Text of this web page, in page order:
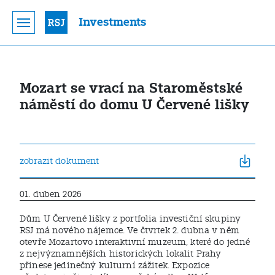
Investments
Mozart se vrací na Staroměstské
náměstí do domu U Červené lišky
zobrazit dokument
01. duben 2026
Dům U Červené lišky z portfolia investiční skupiny
RSJ má nového nájemce. Ve čtvrtek 2. dubna v něm
otevře Mozartovo interaktivní muzeum, které do jedné
z nejvýznamnějších historických lokalit Prahy
přinese jedinečný kulturní zážitek. Expozice